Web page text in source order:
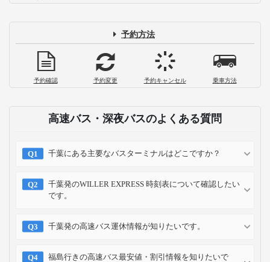
予約方法
予約確認 予約変更 予約キャンセル 乗車方法
高速バス・深夜バスのよくある質問
千葉にある主要なバスターミナルはどこですか？
千葉発のWILLER EXPRESS 時刻表について確認したい
です。
千葉発の高速バス運休情報が知りたいです。
福島行きの高速バス最安値・割引情報を知りたいで